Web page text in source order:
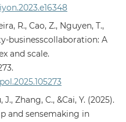
R., Cao, Z., Nguyen, T.,
businesscollaboration: A
and scale.
Zhang, C., &Cai, Y. (2025).
and sensemaking in